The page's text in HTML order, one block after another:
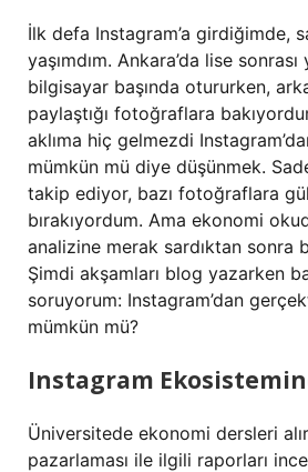
İlk defa Instagram’a girdiğimde,
yaşımdım. Ankara’da lise
bilgisayar başında otururken,
paylaştığı fotoğraflara
aklıma hiç gelmezdi
mümkün mü diye düşünmek.
takip ediyor, bazı fotoğraflara
bırakıyordum. Ama ekonomi
analizine merak sardıktan sonra
Şimdi akşamları blog yazarken
soruyorum: Instagram’dan
mümkün mü?
Instagram
Üniversitede ekonomi dersleri
pazarlaması ile ilgili raporları